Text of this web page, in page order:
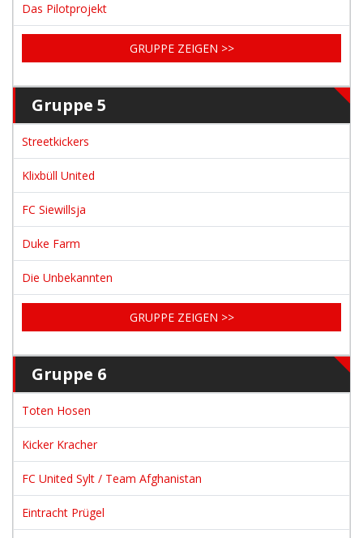
Das Pilotprojekt
GRUPPE ZEIGEN >>
Gruppe 5
Streetkickers
Klixbüll United
FC Siewillsja
Duke Farm
Die Unbekannten
GRUPPE ZEIGEN >>
Gruppe 6
Toten Hosen
Kicker Kracher
FC United Sylt / Team Afghanistan
Eintracht Prügel